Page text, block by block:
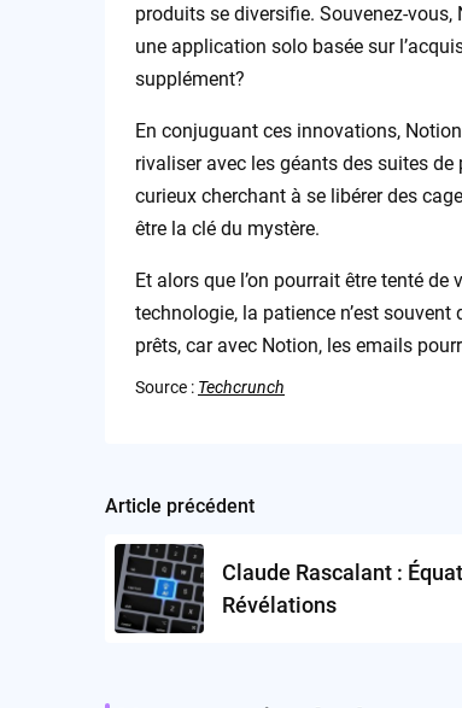
produits se diversifie. Souvenez-
une application solo basée sur
supplément?
En conjuguant ces innovations,
rivaliser avec les géants des suites
curieux cherchant à se libérer des
être la clé du mystère.
Et alors que l’on pourrait être tenté
technologie, la patience n’est
prêts, car avec Notion, les emails
Source : Techcrunch
Post
navigation
Article précédent
Claude Rascalant :
Révélations